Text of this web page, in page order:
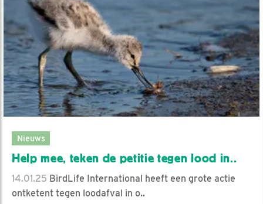
Nieuws
Help mee, teken de petitie tegen lood in..
14.01.25 BirdLife International heeft een grote actie
ontketent tegen loodafval in o..